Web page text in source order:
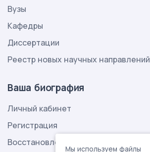
Вузы
Кафедры
Диссертации
Реестр новых научных направлений
Ваша биография
Личный кабинет
Регистрация
Восстановление пароля
Мы используем файлы